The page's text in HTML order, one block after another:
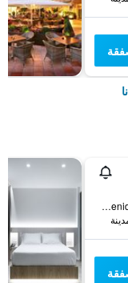
Avenida Del Mar Número 20, سانتا سوسانا, كاتالونيا, أسبانيا